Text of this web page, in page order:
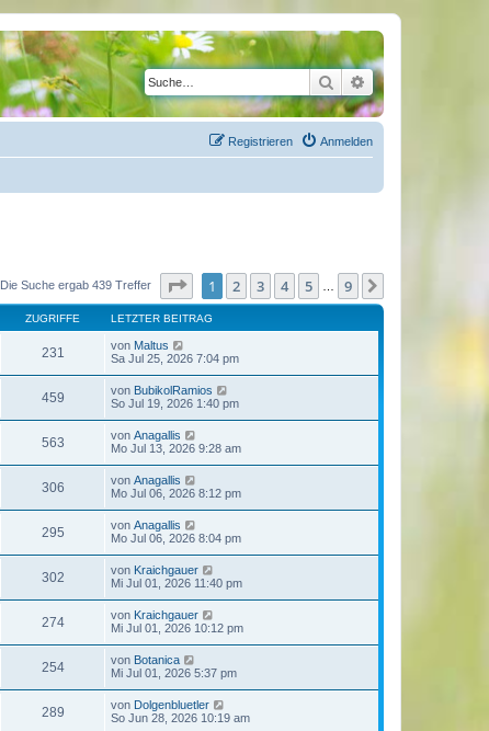
SucheErweiterte Suche
Anmelden
Registrieren
Die Suche ergab 439 Treffer Seite von9
1 2 3 4 5 9
ZUGRIFFE LETZTER BEITRAG
231 von Maltus
Sa Jul 25, 2026 7:04 pm
459 von BubikolRamios
So Jul 19, 2026 1:40 pm
563 von Anagallis
Mo Jul 13, 2026 9:28 am
306 von Anagallis
Mo Jul 06, 2026 8:12 pm
295 von Anagallis
Mo Jul 06, 2026 8:04 pm
302 von Kraichgauer
Mi Jul 01, 2026 11:40 pm
274 von Kraichgauer
Mi Jul 01, 2026 10:12 pm
254 von Botanica
Mi Jul 01, 2026 5:37 pm
289 von Dolgenbluetler
So Jun 28, 2026 10:19 am